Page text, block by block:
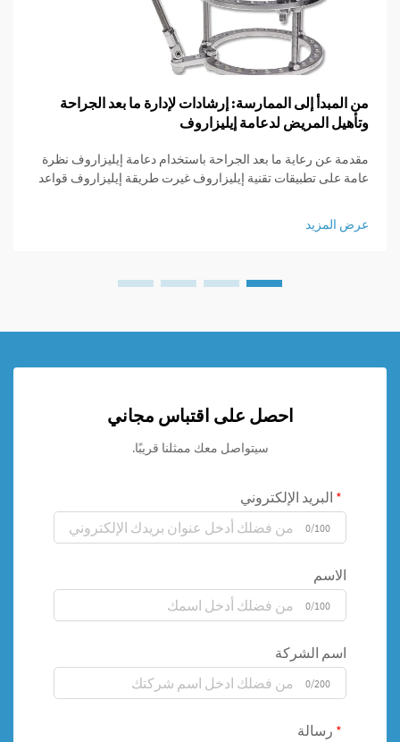
من المبدأ إلى الممارسة: إرشادات لإدارة ما بعد الجراحة
وتأهيل المريض لدعامة إيليزاروف
مقدمة عن رعاية ما بعد الجراحة باستخدام دعامة إيليزاروف نظرة
عامة على تطبيقات تقنية إيليزاروف غيرت طريقة إيليزاروف قواعد
طول العظام، واستقرار المناطق المكسورة، وتصحيح التشوهات
التي...
عرض المزيد
احصل على اقتباس مجاني
سيتواصل معك ممثلنا قريبًا.
البريد الإلكتروني
0/100
الاسم
0/100
اسم الشركة
0/200
رسالة